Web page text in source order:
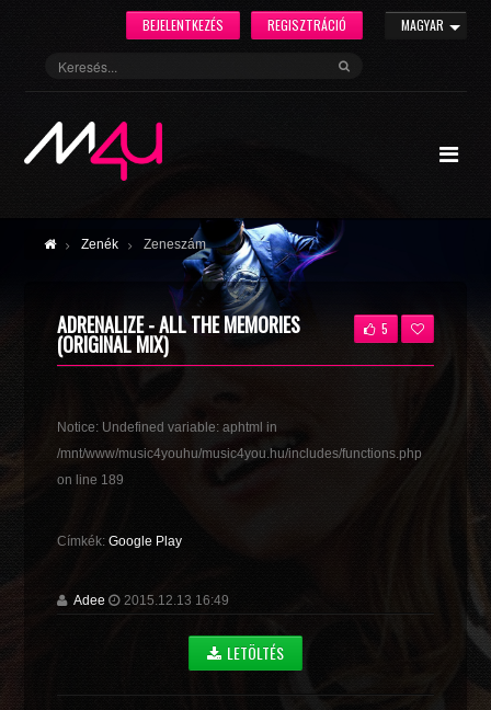
MAGYAR
REGISZTRÁCIÓ
BEJELENTKEZÉS
Zenék Zeneszám
ADRENALIZE - ALL THE MEMORIES
(ORIGINAL MIX)
5
Notice: Undefined variable: aphtml in
/mnt/www/music4youhu/music4you.hu/includes/functions.php
on line 189
Címkék:Google Play
Adee 2015.12.13 16:49
LETÖLTÉS